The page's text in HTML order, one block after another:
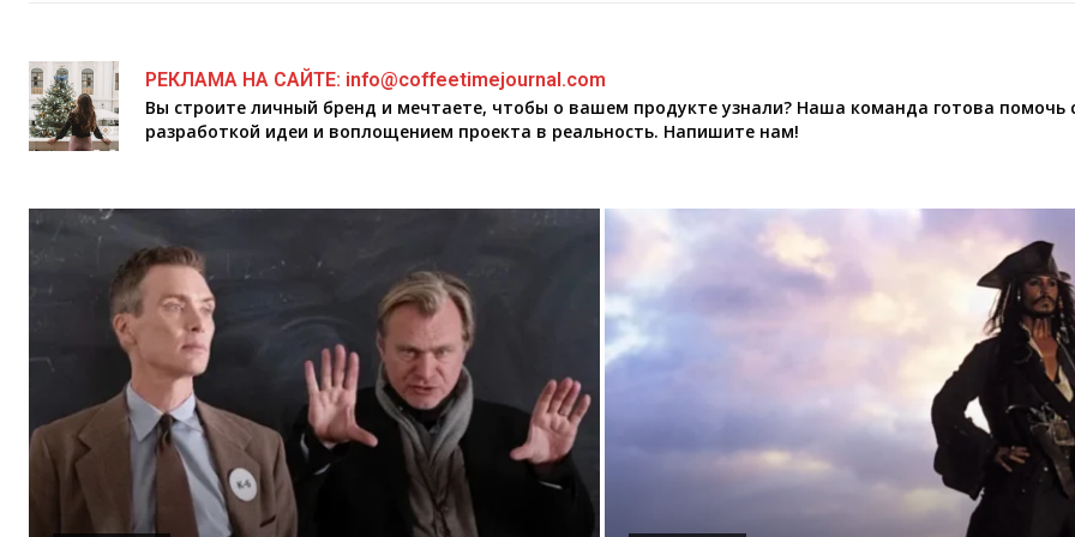
РЕКЛАМА НА САЙТЕ: info@coffeetimejournal.com
Вы строите личный бренд и мечтаете, чтобы о вашем продукте узнали? Наша команда готова помочь
разработкой идеи и воплощением проекта в реальность. Напишите нам!